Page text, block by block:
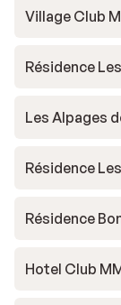
Village Club
Résidence
Les Alpages
Résidence
Résidence
Hotel Club